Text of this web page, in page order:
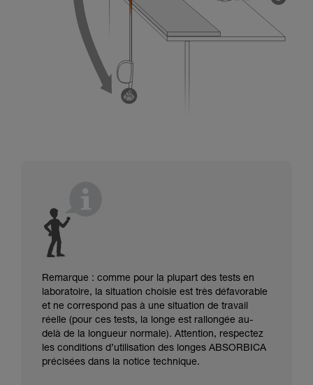
Remarque : comme pour la plupart des tests en
laboratoire, la situation choisie est très défavorable
et ne correspond pas à une situation de travail
réelle (pour ces tests, la longe est rallongée au-
delà de la longueur normale). Attention, respectez
les conditions d’utilisation des longes ABSORBICA
précisées dans la notice technique.